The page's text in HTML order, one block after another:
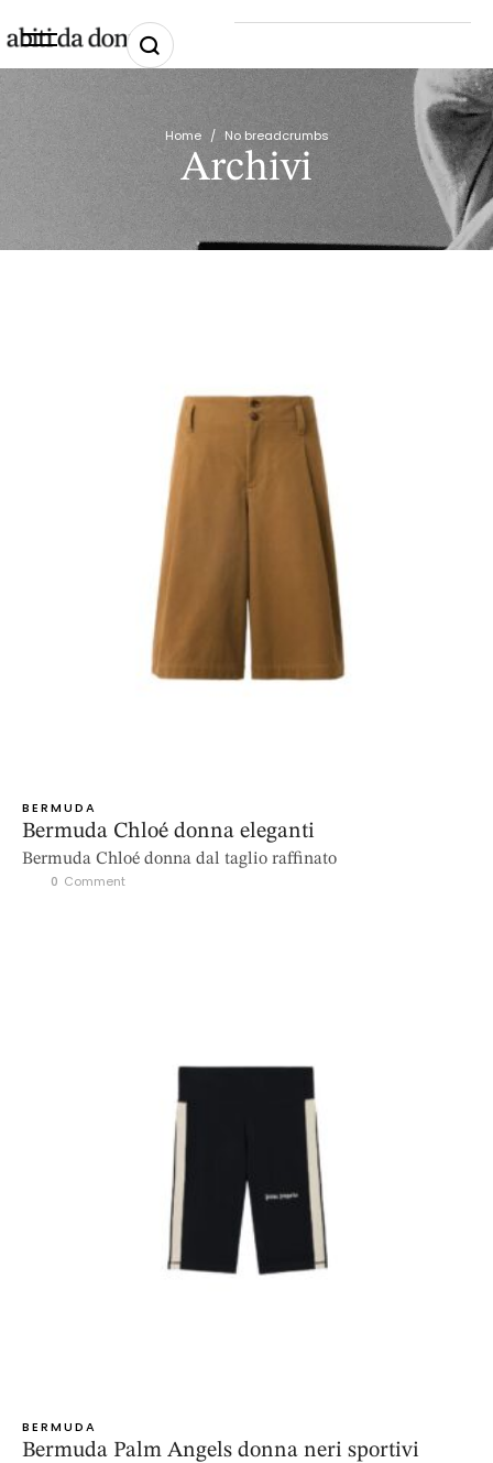
Home / No breadcrumbs
Archivi
BERMUDA
Bermuda Chloé donna eleganti
Bermuda Chloé donna dal taglio raffinato
0 Comment
BERMUDA
Bermuda Palm Angels donna neri sportivi